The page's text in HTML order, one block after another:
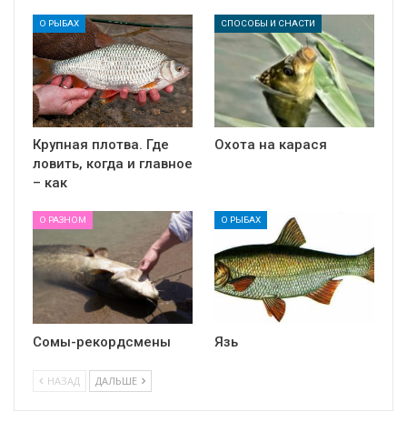
О РЫБАХ
Крупная плотва. Где
ловить, когда и главное
– как
СПОСОБЫ И СНАСТИ
Охота на карася
О РАЗНОМ
Сомы-рекордсмены
О РЫБАХ
Язь
НАЗАД ДАЛЬШЕ